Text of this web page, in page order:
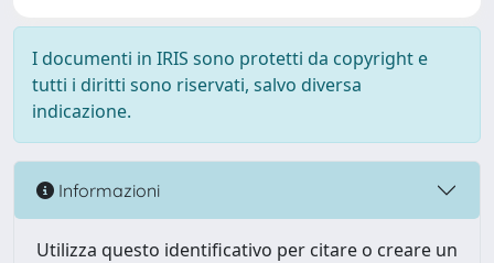
I documenti in IRIS sono protetti da copyright e
tutti i diritti sono riservati, salvo diversa
indicazione.
Informazioni
Utilizza questo identificativo per citare o creare un